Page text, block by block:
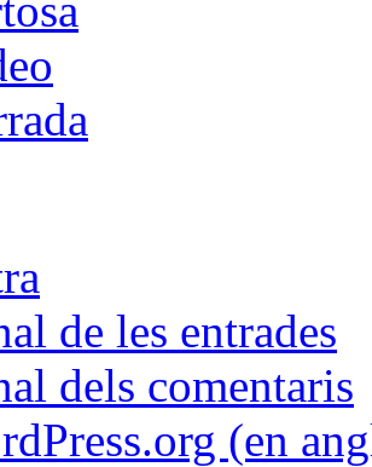
de les entrades
dels comentaris
(en